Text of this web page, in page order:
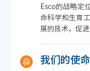
Esco的战略定
命科学和生育
展的技术，促
我们的使命